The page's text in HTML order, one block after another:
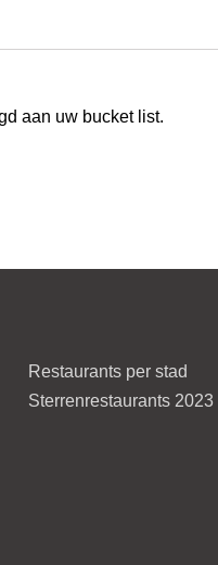
aan uw bucket list.
Restaurants per stad
Sterrenrestaurants 2023